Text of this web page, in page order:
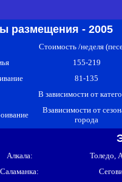
размещения - 2005
Стоимость /неделя
155-219
81-135
В зависимости от
Взависимости от
города
Алкала:
Толедо,
Саламанка: